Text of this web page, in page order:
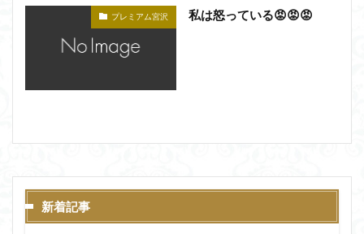
プレミアム宮沢 私は怒っている😡😡😡
新着記事